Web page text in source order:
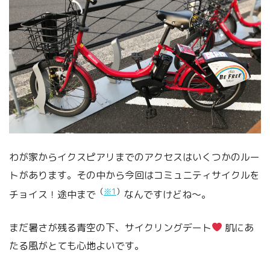
わが家からイクスピアリまでのアクセスはいくつかのルー
トがあります。その中から今回はコミュニティサイクルを
チョイス！途中まで （※1 ） なんですけどね～。
まだ暑さが残る青空の下、サイクリングデート
肌にあ
たる風がとても心地よいです。